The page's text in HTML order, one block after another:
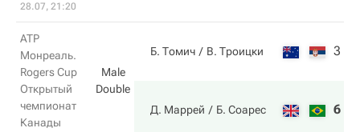
28.07, 21:20
ATP
Монреаль.
Rogers Cup
Открытый
чемпионат
Канады
Male
Double
Б. Томич В. Троицки 3
Д. Маррей Б. Соарес 6